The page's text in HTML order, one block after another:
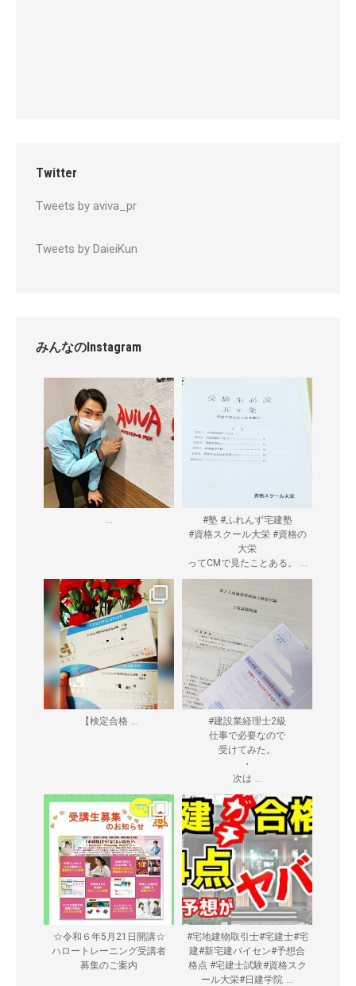
Twitter
Tweets by aviva_pr
Tweets by DaieiKun
みんなのInstagram
...
#塾 #ふれんず宅建塾
#資格スクール大栄 #資格の
大栄
ってCMで見たことある。
...
【検定合格 ...
#建設業経理士2級
仕事で必要なので
受けてみた。
・
次は ...
☆令和６年5月21日開講☆
ハロートレーニング受講者
募集のご案内
#宅地建物取引士#宅建士#宅
建#新宅建パイセン#予想合
格点 #宅建士試験#資格スク
ール大栄#日建学院 ...